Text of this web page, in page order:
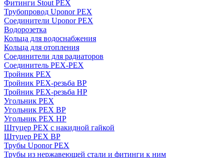
Фитинги Stout PEX
Трубопровод Uponor PEX
Соединители Uponor PEX
Водорозетка
Кольца для водоснабжения
Кольца для отопления
Соединители для радиаторов
Соединитель PEX-PEX
Тройник PEX
Тройник PEX-резьба ВР
Тройник PEX-резьба НР
Угольник PEX
Угольник PEX ВР
Угольник PEX НР
Штуцер PEX c накидной гайкой
Штуцер PEX ВР
Трубы Uponor PEX
Трубы из нержавеющей стали и фитинги к ним